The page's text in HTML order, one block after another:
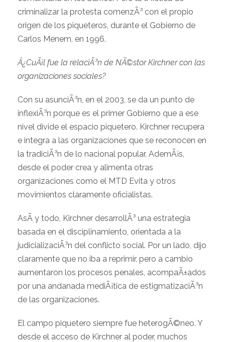
criminalizar la protesta comenzÃ³ con el propio
origen de los piqueteros, durante el Gobierno de
Carlos Menem, en 1996.
Â¿CuÃ¡l fue la relaciÃ³n de NÃ©stor Kirchner con las
organizaciones sociales?
Con su asunciÃ³n, en el 2003, se da un punto de
inflexiÃ³n porque es el primer Gobierno que a ese
nivel divide el espacio piquetero. Kirchner recupera
e integra a las organizaciones que se reconocen en
la tradiciÃ³n de lo nacional popular. AdemÃ¡s,
desde el poder crea y alimenta otras
organizaciones como el MTD Evita y otros
movimientos claramente oficialistas.
AsÃ­ y todo, Kirchner desarrollÃ³ una estrategia
basada en el disciplinamiento, orientada a la
judicializaciÃ³n del conflicto social. Por un lado, dijo
claramente que no iba a reprimir, pero a cambio
aumentaron los procesos penales, acompaÃ±ados
por una andanada mediÃ¡tica de estigmatizaciÃ³n
de las organizaciones.
El campo piquetero siempre fue heterogÃ©neo. Y
desde el acceso de Kirchner al poder, muchos